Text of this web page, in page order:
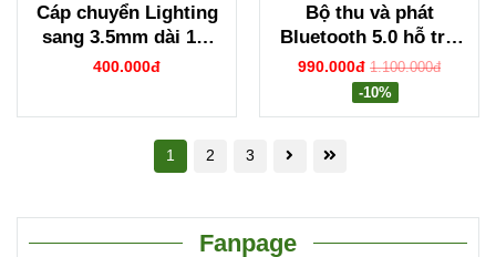
Cáp chuyển Lighting
sang 3.5mm dài 1m
Ugreen 70509
400.000đ
Bộ thu và phát
Bluetooth 5.0 hỗ trợ
APTX Ugreen 70158
990.000đ 1.100.000đ
-10%
1 2 3
Fanpage